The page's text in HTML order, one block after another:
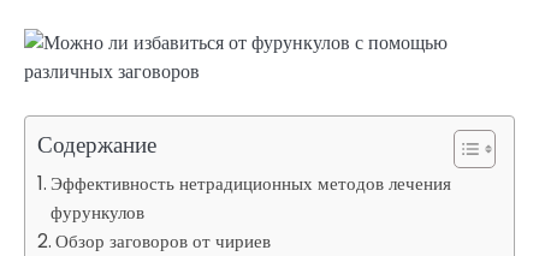
Содержание
Эффективность нетрадиционных методов лечения
фурункулов
Обзор заговоров от чириев